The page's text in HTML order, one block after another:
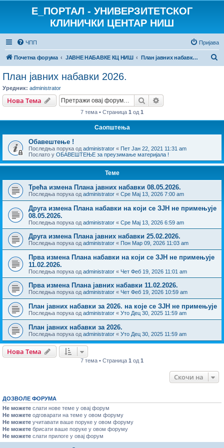
E_ПОРТАЛ - УНИВЕРЗИТЕТСКОГ
КЛИНИЧКИ ЦЕНТАР НИШ
ЧПП Пријава
Почетна форума ЈАВНЕ НАБАВКЕ КЦ НИШ План јавних набавки 2026.
План јавних набавки 2026.
Уредник: administrator
Нова Тема Претрага
7 тема • Страница 1 од 1
Саопштења
Обавештење !
Последња порука од administrator « Пет Јан 22, 2021 11:31 am
Послато у ОБАВЕШТЕЊЕ за преузимање материјала !
Теме
Трећа измена Плана јавних набавки 08.05.2026.
Последња порука од administrator « Сре Мај 13, 2026 7:00 am
Друга измена Плана набавки на који се ЗЈН не примењује
08.05.2026.
Последња порука од administrator « Сре Мај 13, 2026 6:59 am
Друга измена Плана јавних набавки 25.02.2026.
Последња порука од administrator « Пон Мар 09, 2026 11:03 am
Прва измена Плана набавки на који се ЗЈН не примењује
11.02.2026.
Последња порука од administrator « Чет Феб 19, 2026 11:01 am
Прва измена Плана јавних набавки 11.02.2026.
Последња порука од administrator « Чет Феб 19, 2026 10:59 am
План јавних набавки за 2026. на које се ЗЈН не примењује
Последња порука од administrator « Уто Дец 30, 2025 11:59 am
План јавних набавки за 2026.
Последња порука од administrator « Уто Дец 30, 2025 11:59 am
Нова Тема
7 тема • Страница 1 од 1
Скочи на
ДОЗВОЛЕ ФОРУМА
Не можете слати нове теме у овај форум
Не можете одговарати на теме у овом форуму
Не можете учитавати ваше поруке у овом форуму
Не можете брисати ваше поруке у овом форуму
Не можете слати прилоге у овај форум